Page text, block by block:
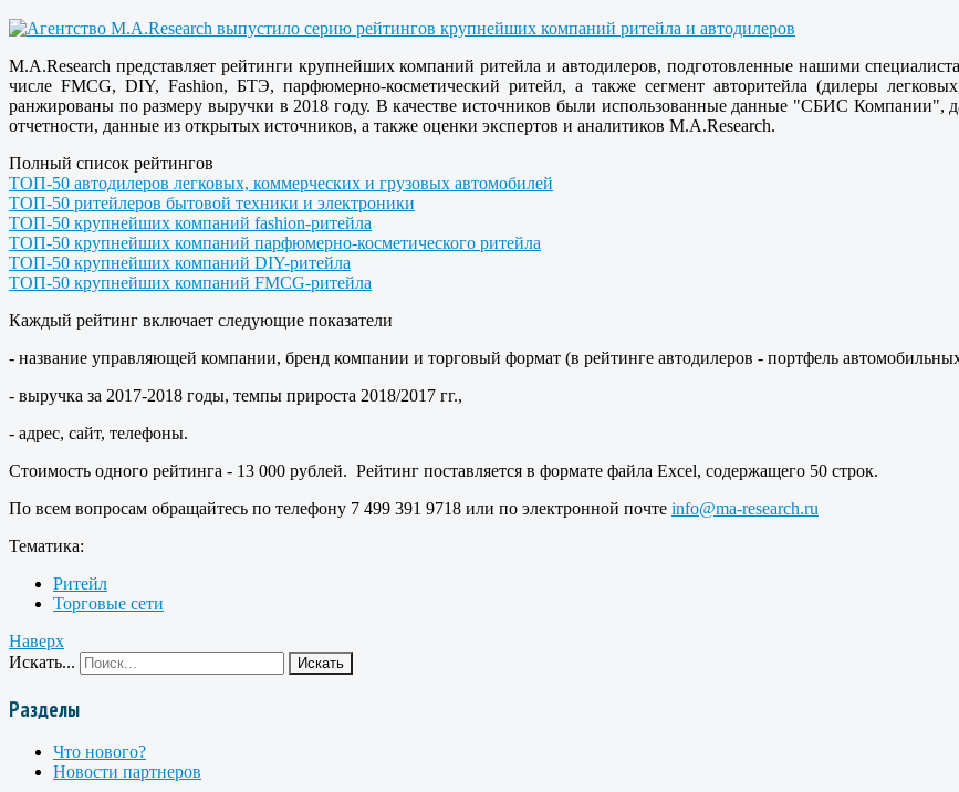
M.A.Research представляет рейтинги крупнейших компаний ритейла и автодилеров, подготовленные нашими
числе FMCG, DIY, Fashion, БТЭ, парфюмерно-косметический ритейл, а также сегмент авторитейла (дилеры
ранжированы по размеру выручки в 2018 году. В качестве источников были использованные данные "СБИС Компании",
отчетности, данные из открытых источников, а также оценки экспертов и аналитиков M.A.Research.
Полный список рейтингов
ТОП-50 автодилеров легковых, коммерческих и грузовых автомобилей
ТОП-50 ритейлеров бытовой техники и электроники
ТОП-50 крупнейших компаний fashion-ритейла
ТОП-50 крупнейших компаний парфюмерно-косметического ритейла
ТОП-50 крупнейших компаний DIY-ритейла
ТОП-50 крупнейших компаний FMCG-ритейла
Каждый рейтинг включает следующие показатели
- название управляющей компании, бренд компании и торговый формат (в рейтинге автодилеров - портфель
- выручка за 2017-2018 годы, темпы прироста 2018/2017 гг.,
- адрес, сайт, телефоны.
Стоимость одного рейтинга - 13 000 рублей. Рейтинг поставляется в формате файла Excel, содержащего 50 строк.
По всем вопросам обращайтесь по телефону 7 499 391 9718 или по электронной почте info@ma-research.ru
Тематика:
Ритейл
Торговые сети
Наверх
Искать...
Искать
Разделы
Что нового?
Новости партнеров